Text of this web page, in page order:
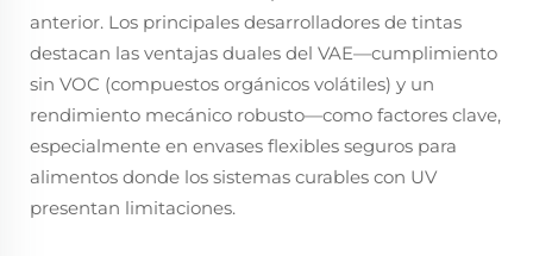
anterior. Los principales desarrolladores de tintas
destacan las ventajas duales del VAE—cumplimiento
sin VOC (compuestos orgánicos volátiles) y un
rendimiento mecánico robusto—como factores clave,
especialmente en envases flexibles seguros para
alimentos donde los sistemas curables con UV
presentan limitaciones.